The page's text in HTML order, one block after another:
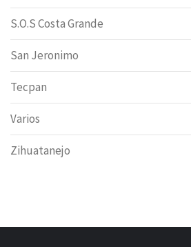
S.O.S Costa Grande
San Jeronimo
Tecpan
Varios
Zihuatanejo